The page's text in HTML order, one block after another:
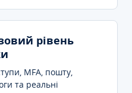
рівень
MFA, пошту,
та реальні